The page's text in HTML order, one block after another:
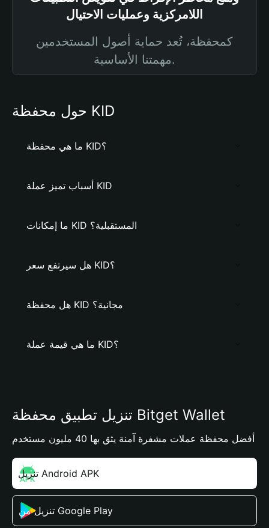
اللامركزية وعمليات الاحتيال
كمحفظة، تُعد حماية أصول المستخدمين
مهمتنا الأساسية.
حول محفظة KID
ما هي محفظة KID؟
أسباب تميز عملة KID
ما إمكانات KID المستقبلية؟
هل سيرتفع سعر KID؟
هل محفظة KID مجانية؟
ما هي قيمة عملة KID؟
تنزيل تطبيق محفظة Bitget Wallet
أفضل محفظة عملات مشفرة آمنة يثق بها 40 مليون مستخدم
تنزيل Android APK
تنزيل من Google Play